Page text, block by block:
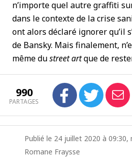
n’importe quel autre graffiti
dans le contexte de la crise
ont alors déclaré ignorer qu’il
de Bansky. Mais finalement,
même dustreet artque de
990
PARTAGES
Publié le 24 juillet 2020 à
Romane Fraysse